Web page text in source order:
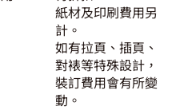
紙材及印刷費用另
計。
如有拉頁、插頁、
對裱等特殊設計，
裝訂費用會有所變
動。